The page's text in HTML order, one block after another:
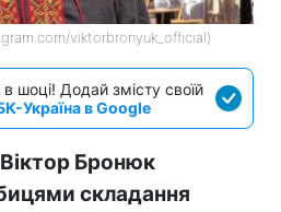
viktorbronyuk_official)
шоці! Додай змісту своїй
Україна в Google
Бронюк
складання